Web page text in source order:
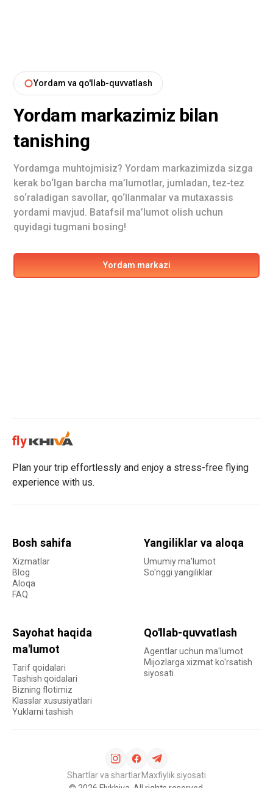
Yordam va qo'llab-quvvatlash
Yordam markazimiz bilan
tanishing
Yordamga muhtojmisiz? Yordam markazimizda sizga
kerak bo‘lgan barcha ma’lumotlar, jumladan, tez-tez
so‘raladigan savollar, qo‘llanmalar va mutaxassis
yordami mavjud. Batafsil ma’lumot olish uchun
quyidagi tugmani bosing!
Yordam markazi
Plan your trip effortlessly and enjoy a stress-free flying
experience with us.
Bosh sahifa
Xizmatlar
Blog
Aloqa
FAQ
Yangiliklar va aloqa
Umumiy ma'lumot
So'nggi yangiliklar
Sayohat haqida
ma'lumot
Tarif qoidalari
Tashish qoidalari
Bizning flotimiz
Klasslar xususiyatlari
Yuklarni tashish
Qo'llab-quvvatlash
Agentlar uchun ma'lumot
Mijozlarga xizmat ko'rsatish
siyosati
Shartlar va shartlarMaxfiylik siyosati